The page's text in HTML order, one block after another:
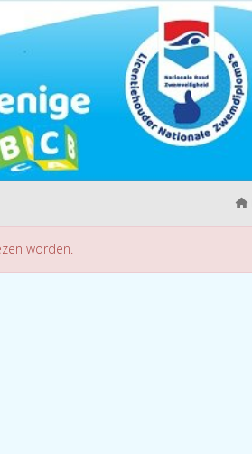
worden.